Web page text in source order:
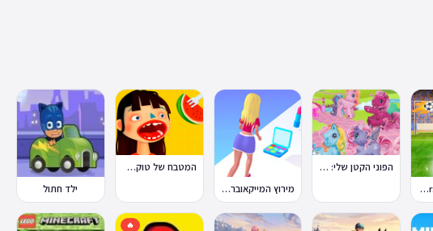
בועטי פנדלים Penalty Shooters
הפוני הקטן שלי: מסיבה בכפר
מירוץ המייקאובר Makeover Run
המטבח של טוקה בוקה
ילד חתול
🔥